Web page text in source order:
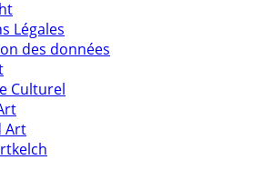
Légales
des données
Culturel
Art